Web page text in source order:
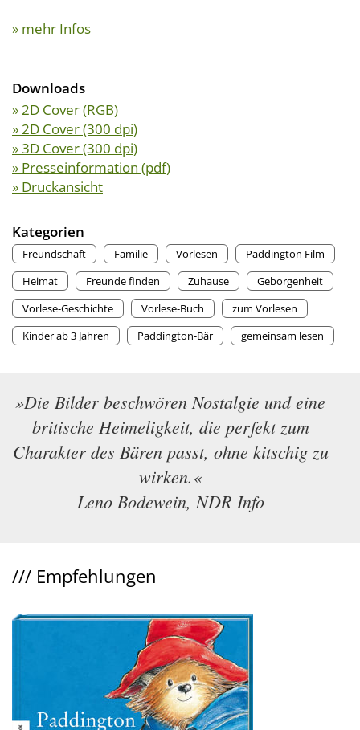
» mehr Infos
Downloads
» 2D Cover (RGB)
» 2D Cover (300 dpi)
» 3D Cover (300 dpi)
» Presseinformation (pdf)
» Druckansicht
Kategorien
Freundschaft Familie Vorlesen
Paddington Film
Heimat
Freunde finden Zuhause
Geborgenheit
Vorlese-Geschichte
Vorlese-Buch
zum Vorlesen
Kinder ab 3 Jahren
Paddington-Bär gemeinsam lesen
»Die Bilder beschwören Nostalgie und eine
britische Heimeligkeit, die perfekt zum
Charakter des Bären passt, ohne kitschig zu
wirken.«
Leno Bodewein, NDR Info
/// Empfehlungen